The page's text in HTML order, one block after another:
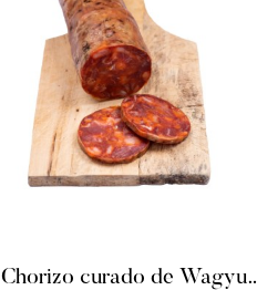
Chorizo curado de Wagyu